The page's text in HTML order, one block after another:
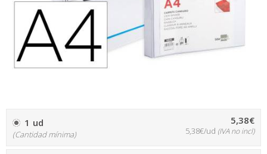
1 ud
(Cantidad mínima)
5,38€
5,38€/ud (IVA no incl)